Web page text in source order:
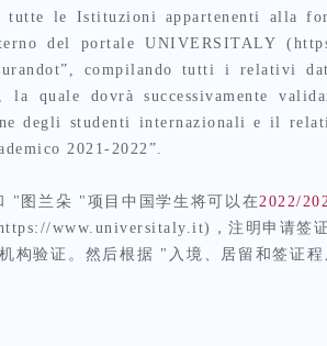
tutte le Istituzioni appartenenti alla
del portale UNIVERSITALY
compilando tutti i relativi
la quale dovrà successivamente
degli studenti internazionali e il
2021-2022”.
"图兰朵 "项目中国学生将可以在2022/
www.universitaly.it)，注明申请签
构验证。然后根据 "入境、居留和签证